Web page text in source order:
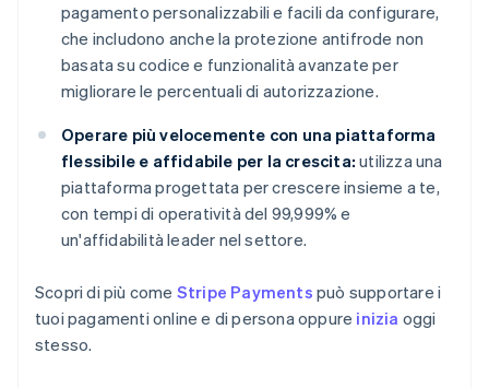
pagamento personalizzabili e facili da configurare,
che includono anche la protezione antifrode non
basata su codice e funzionalità avanzate per
migliorare le percentuali di autorizzazione.
Operare più velocemente con una piattaforma
flessibile e affidabile per la crescita: utilizza una
piattaforma progettata per crescere insieme a te,
con tempi di operatività del 99,999% e
un'affidabilità leader nel settore.
Scopri di più come Stripe Payments può supportare i
tuoi pagamenti online e di persona oppure inizia oggi
stesso.